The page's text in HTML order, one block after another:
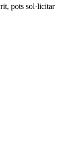
pots sol·licitar